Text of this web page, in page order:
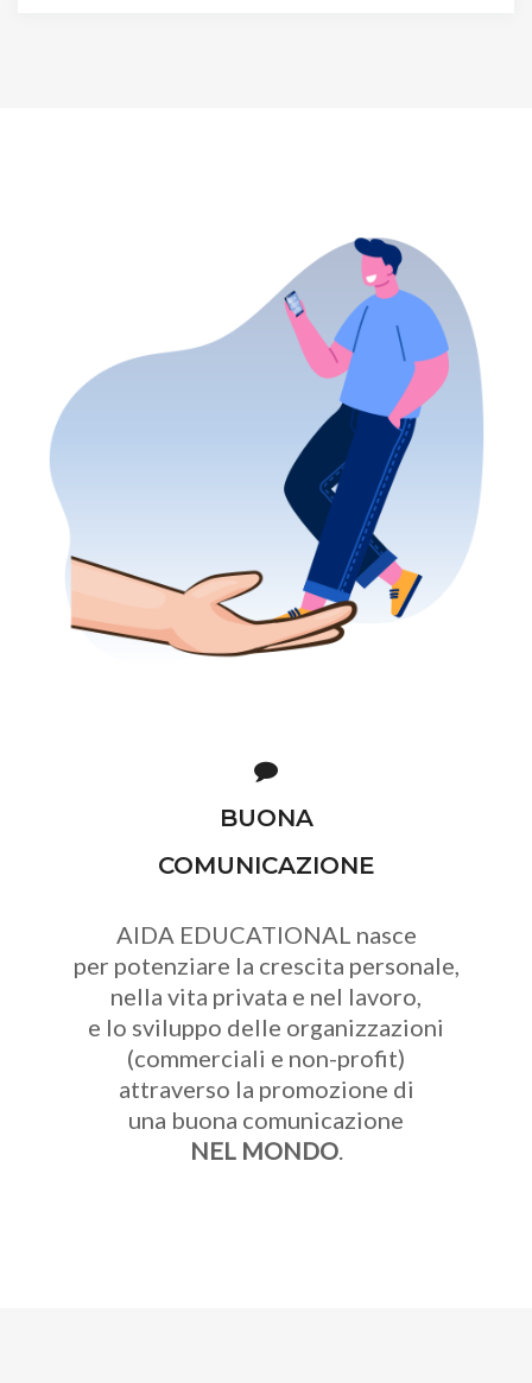
BUONA
COMUNICAZIONE
AIDA EDUCATIONAL nasce
per potenziare la crescita personale,
nella vita privata e nel lavoro,
e lo sviluppo delle organizzazioni
(commerciali e non-profit)
attraverso la promozione di
una buona comunicazione
NEL MONDO.